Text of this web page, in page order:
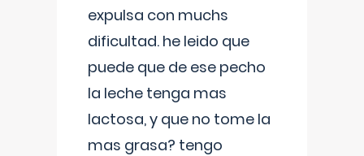
expulsa con muchs
dificultad. he leido que
puede que de ese pecho
la leche tenga mas
lactosa, y que no tome la
mas grasa? tengo